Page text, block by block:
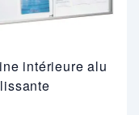
intérieure alu